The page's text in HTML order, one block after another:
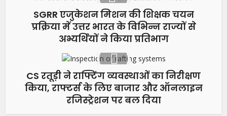
SGRR एजुकेशन मिशन की शिक्षक चयन
प्रक्रिया में उत्तर भारत के विभिन्न राज्यों से
अभ्यर्थियों ने किया प्रतिभाग
CS रतूड़ी ने राफ्टिंग व्यवस्थाओं का निरीक्षण
किया, राफ्टर्स के लिए बाजार और ऑनलाइन
रजिस्ट्रेशन पर बल दिया